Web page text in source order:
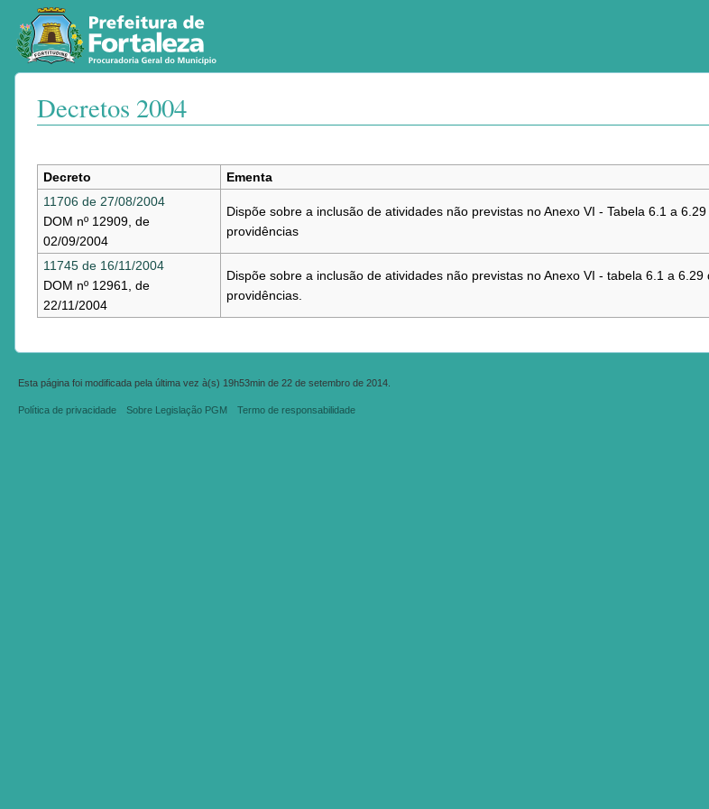
Decretos 2004
Ir para:navegação,pesquisa
Decreto
Ementa
11706 de 27/08/2004
DOM nº 12909, de
02/09/2004
Dispõe sobre a inclusão de atividades não previstas no Anexo VI - Tabela 6.1 a
providências
11745 de 16/11/2004
DOM nº 12961, de
22/11/2004
Dispõe sobre a inclusão de atividades não previstas no Anexo VI - tabela 6.1 a
providências.
Esta página foi modificada pela última vez à(s) 19h53min de 22 de setembro de 2014.
Política de privacidade Sobre Legislação PGM Termo de responsabilidade